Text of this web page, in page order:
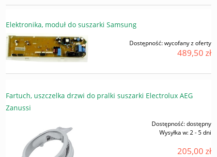
Elektronika, moduł do suszarki Samsung
Dostępność:wycofany z oferty
489,50 zł
Fartuch, uszczelka drzwi do pralki suszarki Electrolux AEG
Zanussi
Dostępność:dostępny
Wysyłka w:2 - 5 dni
205,00 zł